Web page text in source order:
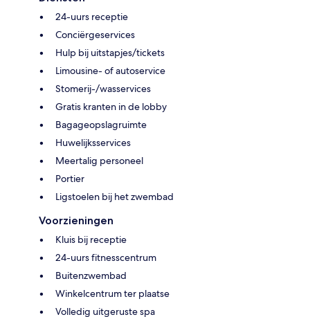
24-uurs receptie
Conciërgeservices
Hulp bij uitstapjes/tickets
Limousine- of autoservice
Stomerij-/wasservices
Gratis kranten in de lobby
Bagageopslagruimte
Huwelijksservices
Meertalig personeel
Portier
Ligstoelen bij het zwembad
Voorzieningen
Kluis bij receptie
24-uurs fitnesscentrum
Buitenzwembad
Winkelcentrum ter plaatse
Volledig uitgeruste spa